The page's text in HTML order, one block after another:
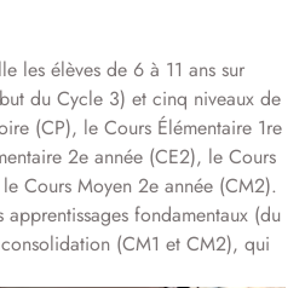
les élèves de 6 à 11 ans sur
du Cycle 3) et cinq niveaux de
(CP), le Cours Élémentaire 1re
2e année (CE2), le Cours
Cours Moyen 2e année (CM2).
fondamentaux (du
(CM1 et CM2), qui